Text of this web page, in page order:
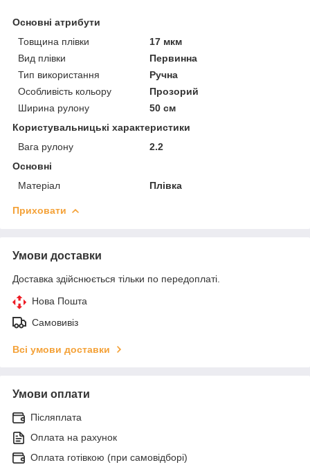
Основні атрибути
Товщина плівки
17 мкм
Вид плівки
Первинна
Тип використання
Ручна
Особливість кольору
Прозорий
Ширина рулону
50 см
Користувальницькі характеристики
Вага рулону
2.2
Основні
Матеріал
Плівка
Приховати
Умови доставки
Доставка здійснюється тільки по передоплаті.
Нова Пошта
Самовивіз
Всі умови доставки
Умови оплати
Післяплата
Оплата на рахунок
Оплата готівкою (при самовідборі)